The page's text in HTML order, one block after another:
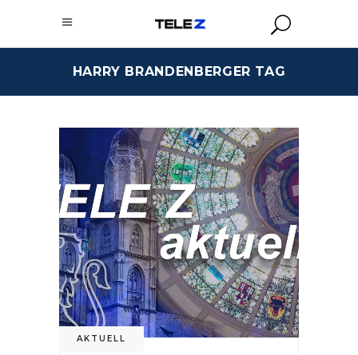
HARRY BRANDENBERGER TAG
AKTUELL